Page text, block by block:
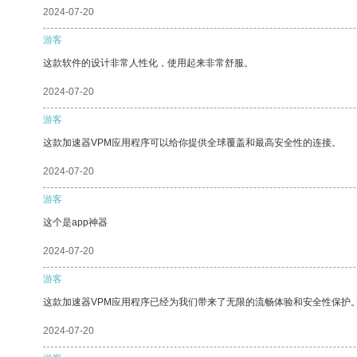
2024-07-20
游客
这款软件的设计非常人性化，使用起来非常舒服。
2024-07-20
游客
这款加速器VPM应用程序可以给你提供全球覆盖和最高安全性的连接。
2024-07-20
游客
这个是app神器
2024-07-20
游客
这款加速器VPM应用程序已经为我们带来了无限的流畅体验和安全性保护
2024-07-20